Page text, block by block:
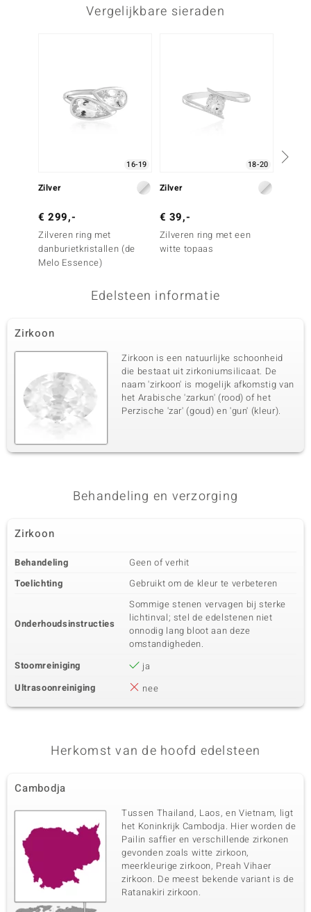
Vergelijkbare sieraden
16-19
Zilver
€ 299,-
Zilveren ring met
danburietkristallen (de
Melo Essence)
18-20
Zilver
€ 39,-
Zilveren ring met een
witte topaas
Edelsteen informatie
Zirkoon
Zirkoon is een natuurlijke schoonheid
die bestaat uit zirkoniumsilicaat. De
naam 'zirkoon' is mogelijk afkomstig van
het Arabische 'zarkun' (rood) of het
Perzische 'zar' (goud) en 'gun' (kleur).
Behandeling en verzorging
Zirkoon
Behandeling
Geen of verhit
Toelichting
Gebruikt om de kleur te verbeteren
Onderhoudsinstructies
Sommige stenen vervagen bij sterke
lichtinval; stel de edelstenen niet
onnodig lang bloot aan deze
omstandigheden.
Stoomreiniging
ja
Ultrasoonreiniging
nee
Herkomst van de hoofd edelsteen
Cambodja
Tussen Thailand, Laos, en Vietnam, ligt
het Koninkrijk Cambodja. Hier worden de
Pailin saffier en verschillende zirkonen
gevonden zoals witte zirkoon,
meerkleurige zirkoon, Preah Vihaer
zirkoon. De meest bekende variant is de
Ratanakiri zirkoon.